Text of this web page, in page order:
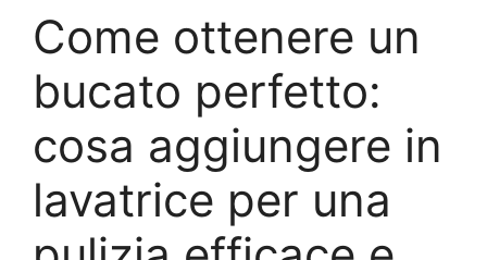
Come ottenere un
bucato perfetto:
cosa aggiungere in
lavatrice per una